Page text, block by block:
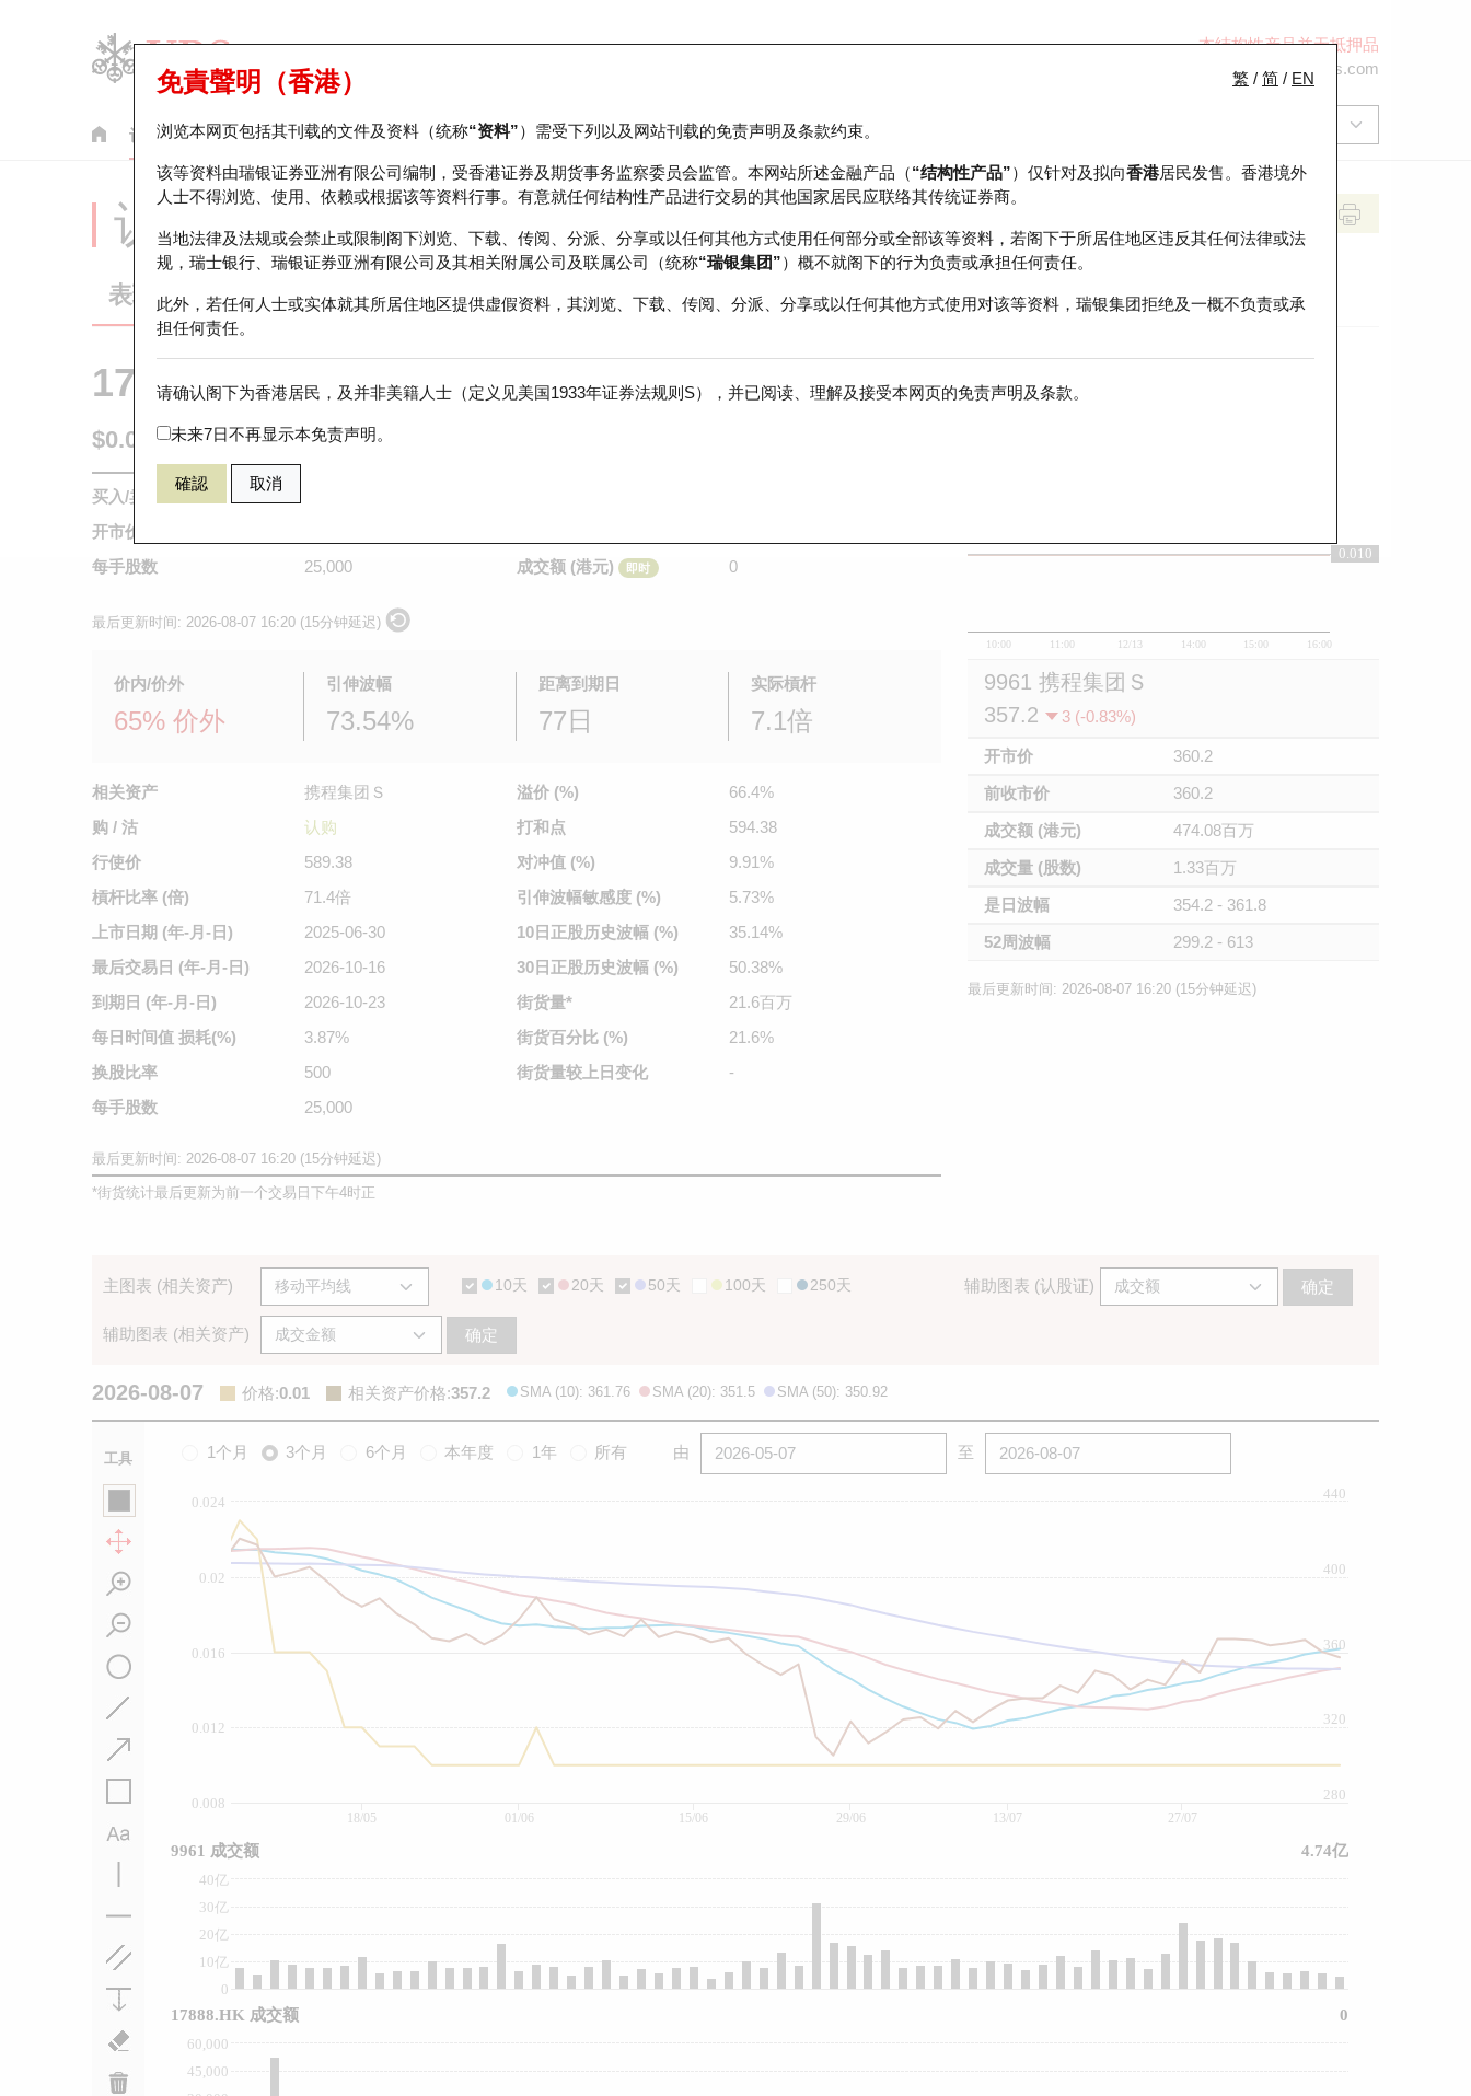
本结构性产品并无抵押品
ol-hkwarrants@ubs.com
认股证 牛熊证 美股指数产品 轮证市场统计 正股数据及市场统计 瑞银轮证教室
繁 / 简 / EN
免責聲明（香港）
浏览本网页包括其刊载的文件及资料（统称“资料”）需受下列以及网站刊载的免责声明及条款约束。
该等资料由瑞银证券亚洲有限公司编制，受香港证券及期货事务监察委员会监管。本网站所述金融产品（“结构性产品”）仅针对及拟向香港居民发售。香港境外
人士不得浏览、使用、依赖或根据该等资料行事。有意就任何结构性产品进行交易的其他国家居民应联络其传统证券商。
当地法律及法规或会禁止或限制阁下浏览、下载、传阅、分派、分享或以任何其他方式使用任何部分或全部该等资料，若阁下于所居住地区违反其任何法律或法
规，瑞士银行、瑞银证券亚洲有限公司及其相关附属公司及联属公司（统称“瑞银集团”）概不就阁下的行为负责或承担任何责任。
此外，若任何人士或实体就其所居住地区提供虚假资料，其浏览、下载、传阅、分派、分享或以任何其他方式使用对该等资料，瑞银集团拒绝及一概不负责或承
担任何责任。
请确认阁下为香港居民，及并非美籍人士（定义见美国1933年证券法规则S），并已阅读、理解及接受本网页的免责声明及条款。
未来7日不再显示本免责声明。
確認 取消
认股证分析仪
表现 街货统计 比较
17888 瑞银认购 9961 携程集团Ｓ
$0.01 即时
买入/卖出价
开市价
每手股数
25,000
成交额 (港元)
即时 0
最后更新时间: 2026-08-07 16:20 (15分钟延迟)
价内/价外
65% 价外
引伸波幅
73.54%
距离到期日
77日
实际槓杆
7.1倍
相关资产
携程集团Ｓ
购 / 沽
认购
行使价
589.38
槓杆比率 (倍)
71.4倍
上市日期 (年-月-日)
2025-06-30
最后交易日 (年-月-日)
2026-10-16
到期日 (年-月-日)
2026-10-23
每日时间值 损耗(%)
3.87%
换股比率
500
每手股数
25,000
溢价 (%)
66.4%
打和点
594.38
对冲值 (%)
9.91%
引伸波幅敏感度 (%)
5.73%
10日正股历史波幅 (%)
35.14%
30日正股历史波幅 (%)
50.38%
街货量*
21.6百万
街货百分比 (%)
21.6%
街货量较 上日变化 -
最后更新时间: 2026-08-07 16:20 (15分钟延迟)
*街货统计最后更新为前一个交易日下午4时正
10:00 11:00 12/13 14:00 15:00 16:00
0.01
0.010
9961 携程集团Ｓ
357.2
3 (-0.83%)
开市价
360.2
前收市价
360.2
成交额 (港元)
474.08百万
成交量 (股数)
1.33百万
是日波幅
354.2 - 361.8
52周波幅
299.2 - 613
最后更新时间: 2026-08-07 16:20 (15分钟延迟)
主图表 (相关资产) 10天 20天 50天 100天 250天 辅助图表 (认股证) 确定
辅助图表 (相关资产) 确定
2026-08-07 价格:0.01 相关资产价格:357.2 SMA (10): 361.76 SMA (20): 351.5 SMA (50): 350.92
工具 1个月 3个月 6个月 本年度 1年 所有 由 至
0.008
0.012
0.016
0.02
0.024
360
280
320
400
440
0
10亿
20亿
30亿
40亿
45,000
60,000
18/05 01/06 15/06 29/06 13/07 27/07
9961 成交额 4.74亿
17888.HK 成交额 0